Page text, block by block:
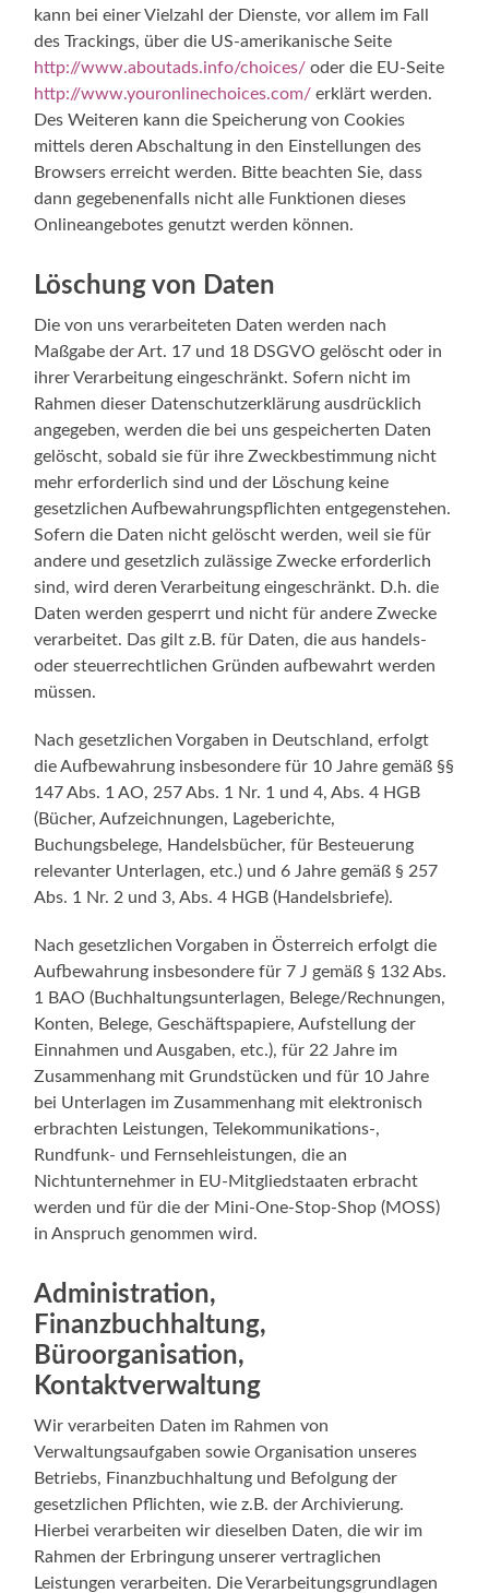
kann bei einer Vielzahl der Dienste, vor allem im Fall
des Trackings, über die US-amerikanische Seite
http://www.aboutads.info/choices/ oder die EU-Seite
http://www.youronlinechoices.com/ erklärt werden.
Des Weiteren kann die Speicherung von Cookies
mittels deren Abschaltung in den Einstellungen des
Browsers erreicht werden. Bitte beachten Sie, dass
dann gegebenenfalls nicht alle Funktionen dieses
Onlineangebotes genutzt werden können.
Löschung von Daten
Die von uns verarbeiteten Daten werden nach
Maßgabe der Art. 17 und 18 DSGVO gelöscht oder in
ihrer Verarbeitung eingeschränkt. Sofern nicht im
Rahmen dieser Datenschutzerklärung ausdrücklich
angegeben, werden die bei uns gespeicherten Daten
gelöscht, sobald sie für ihre Zweckbestimmung nicht
mehr erforderlich sind und der Löschung keine
gesetzlichen Aufbewahrungspflichten entgegenstehen.
Sofern die Daten nicht gelöscht werden, weil sie für
andere und gesetzlich zulässige Zwecke erforderlich
sind, wird deren Verarbeitung eingeschränkt. D.h. die
Daten werden gesperrt und nicht für andere Zwecke
verarbeitet. Das gilt z.B. für Daten, die aus handels-
oder steuerrechtlichen Gründen aufbewahrt werden
müssen.
Nach gesetzlichen Vorgaben in Deutschland, erfolgt
die Aufbewahrung insbesondere für 10 Jahre gemäß §§
147 Abs. 1 AO, 257 Abs. 1 Nr. 1 und 4, Abs. 4 HGB
(Bücher, Aufzeichnungen, Lageberichte,
Buchungsbelege, Handelsbücher, für Besteuerung
relevanter Unterlagen, etc.) und 6 Jahre gemäß § 257
Abs. 1 Nr. 2 und 3, Abs. 4 HGB (Handelsbriefe).
Nach gesetzlichen Vorgaben in Österreich erfolgt die
Aufbewahrung insbesondere für 7 J gemäß § 132 Abs.
1 BAO (Buchhaltungsunterlagen, Belege/Rechnungen,
Konten, Belege, Geschäftspapiere, Aufstellung der
Einnahmen und Ausgaben, etc.), für 22 Jahre im
Zusammenhang mit Grundstücken und für 10 Jahre
bei Unterlagen im Zusammenhang mit elektronisch
erbrachten Leistungen, Telekommunikations-,
Rundfunk- und Fernsehleistungen, die an
Nichtunternehmer in EU-Mitgliedstaaten erbracht
werden und für die der Mini-One-Stop-Shop (MOSS)
in Anspruch genommen wird.
Administration,
Finanzbuchhaltung,
Büroorganisation,
Kontaktverwaltung
Wir verarbeiten Daten im Rahmen von
Verwaltungsaufgaben sowie Organisation unseres
Betriebs, Finanzbuchhaltung und Befolgung der
gesetzlichen Pflichten, wie z.B. der Archivierung.
Hierbei verarbeiten wir dieselben Daten, die wir im
Rahmen der Erbringung unserer vertraglichen
Leistungen verarbeiten. Die Verarbeitungsgrundlagen